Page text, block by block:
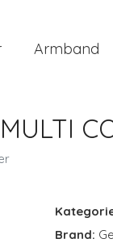
Armband
Brand: